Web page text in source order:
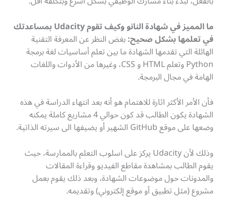
ما المميز في شهادة النانو وكيف تقوم Udacity بمساعدتك
في تعلمها بشكل صحيح:بغض النظر عن المعرفة التقنية
الهائلة التي تقدمها الشهادة ما بين تعلم أساسيات لغة برمجة
Python وتعلم HTML و CSS، وغيرها من الأدوات واللغات
الهامة في مجال البرمجة.
فأن الأمر الأكثر اثارة للاهتمام هو أنه بعد انتهاء الدراسة في هذه
الشهادة يكون الطالب قد كون حوالي 4 مشاريع كاملة يمكنه
وضعها على موقع GitHub الشهير أو يضيفها الى سيرته الذاتية.
وذلك لأن Udacity يركز على اسلوب التعلم بالممارسة، حيث
يقوم الطالب بمشاهدة مقاطع الفيديو وقراءة المقالات
والمدونات حول موضوعات الشهادة، وبعد ذلك يقوم بعمل
مشروع (مثل تطبيق أو موقع إلكتروني) وتقديمه.